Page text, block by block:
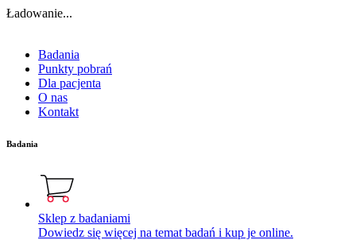
Ładowanie...
Badania
Punkty pobrań
Dla pacjenta
O nas
Kontakt
Badania
Sklep z badaniami
Dowiedz się więcej na temat badań i kup je online.